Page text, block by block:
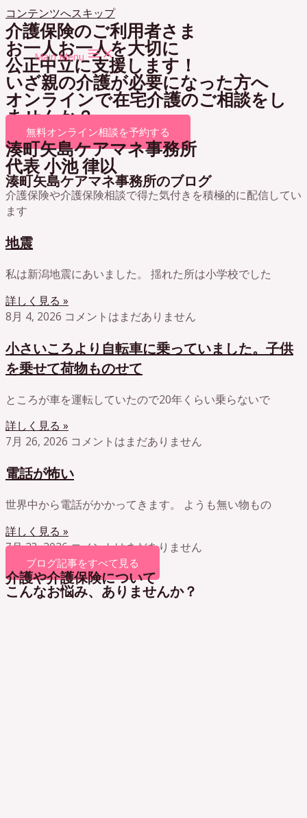
コンテンツへスキップ
Main Menu
介護保険のご利用者さま
お一人お一人を大切に
公正中立に支援します！
いざ親の介護が必要になった方へ
オンラインで在宅介護のご相談をし
ませんか？
無料オンライン相談を予約する
湊町矢島ケアマネ事務所
代表 小池 律以
湊町矢島ケアマネ事務所のブログ
介護保険や介護保険相談で得た気付きを積極的に配信してい
ます
地震
私は新潟地震にあいました。 揺れた所は小学校でした
詳しく見る »
8月 4, 2026 コメントはまだありません
小さいころより自転車に乗っていました。子供
を乗せて荷物ものせて
ところが車を運転していたので20年くらい乗らないで
詳しく見る »
7月 26, 2026 コメントはまだありません
電話が怖い
世界中から電話がかかってきます。 ようも無い物もの
詳しく見る »
7月 23, 2026コメントはまだありません
ブログ記事をすべて見る
介護や介護保険について
こんなお悩み、ありませんか？